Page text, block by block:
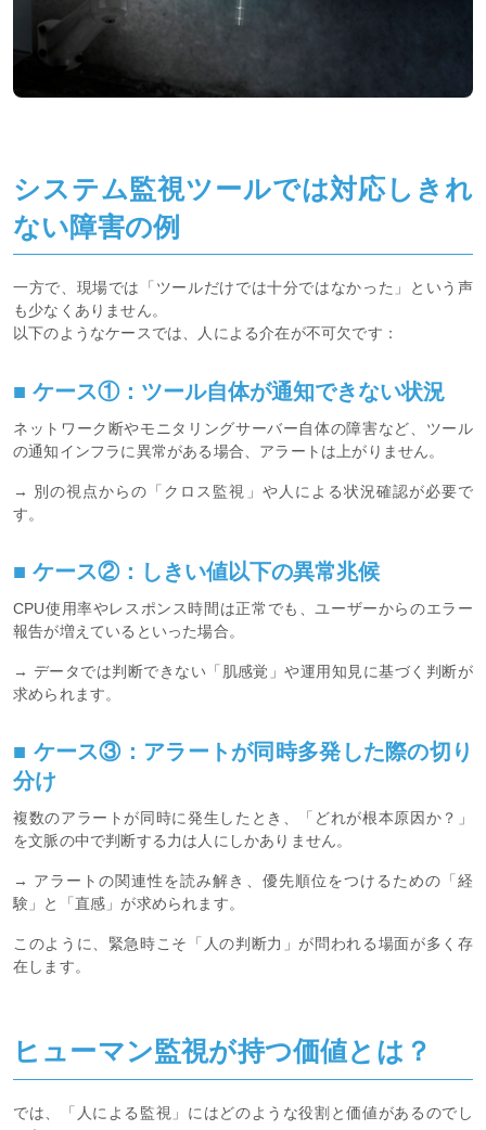
システム監視ツールでは対応しきれ
ない障害の例
一方で、現場では「ツールだけでは十分ではなかった」という声
も少なくありません。
以下のようなケースでは、人による介在が不可欠です：
■ ケース①：ツール自体が通知できない状況
ネットワーク断やモニタリングサーバー自体の障害など、ツール
の通知インフラに異常がある場合、アラートは上がりません。
→ 別の視点からの「クロス監視」や人による状況確認が必要で
す。
■ ケース②：しきい値以下の異常兆候
CPU使用率やレスポンス時間は正常でも、ユーザーからのエラー
報告が増えているといった場合。
→ データでは判断できない「肌感覚」や運用知見に基づく判断が
求められます。
■ ケース③：アラートが同時多発した際の切り
分け
複数のアラートが同時に発生したとき、「どれが根本原因か？」
を文脈の中で判断する力は人にしかありません。
→ アラートの関連性を読み解き、優先順位をつけるための「経
験」と「直感」が求められます。
このように、緊急時こそ「人の判断力」が問われる場面が多く存
在します。
ヒューマン監視が持つ価値とは？
では、「人による監視」にはどのような役割と価値があるのでし